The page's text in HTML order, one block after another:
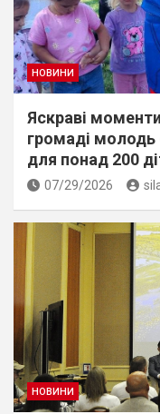
НОВИНИ
Яскраві
громаді молодь
для понад 200
07/29/2026
НОВИНИ